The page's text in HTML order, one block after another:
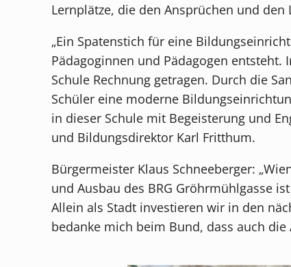
Lernplätze, die den Ansprüchen und
„Ein Spatenstich für eine
Pädagoginnen und Pädagogen
Schule Rechnung getragen. Durch die
Schüler eine moderne
in dieser Schule mit Begeisterung und
und Bildungsdirektor Karl Fritthum.
Bürgermeister Klaus Schneeberger:
und Ausbau des BRG Gröhrmühlgasse
Allein als Stadt investieren wir in den
bedanke mich beim Bund, dass auch